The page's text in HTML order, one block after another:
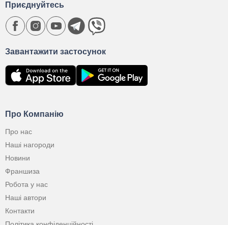
Про Компанію
Про нас
Наші нагороди
Новини
Франшиза
Робота у нас
Наші автори
Контакти
Завантажити застосунок
Приєднуйтесь